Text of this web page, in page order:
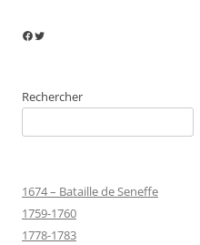
Facebook
Twitter
Rechercher
1674 – Bataille de Seneffe
1759-1760
1778-1783